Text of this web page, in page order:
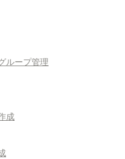
ループ管理
成